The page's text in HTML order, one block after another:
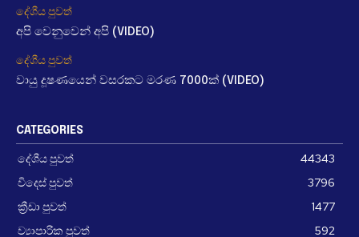
දේශීය පුවත්
අපි වෙනුවෙන් අපි (VIDEO)
දේශීය පුවත්
වායු දූෂණයෙන් වසරකට මරණ 7000ක් (VIDEO)
CATEGORIES
දේශීය පුවත්
44343
විදෙස් පුවත්
3796
ක්‍රීඩා පුවත්
1477
ව්‍යාපාරික පුවත්
592